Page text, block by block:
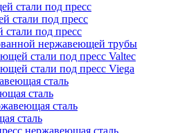
стали под пресс
стали под пресс
под пресс
нержавеющей трубы
стали под пресс Valtec
стали под пресс Viega
сталь
сталь
сталь
сталь
нержавеющая сталь